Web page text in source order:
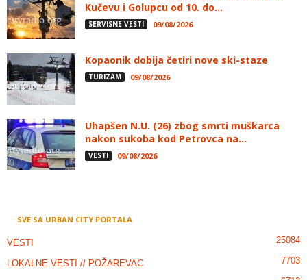
Kučevu i Golupcu od 10. do...
SERVISNE VESTI 09/08/2026
Kopaonik dobija četiri nove ski-staze
TURIZAM 09/08/2026
Uhapšen N.U. (26) zbog smrti muškarca
nakon sukoba kod Petrovca na...
VESTI 09/08/2026
SVE SA URBAN CITY PORTALA
VESTI 25084
LOKALNE VESTI // POŽAREVAC 7703